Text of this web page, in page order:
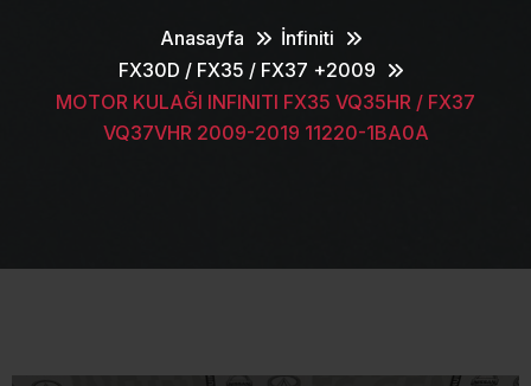
Anasayfa
İnfiniti
FX30D / FX35 / FX37 +2009
MOTOR KULAĞI INFINITI FX35 VQ35HR / FX37
VQ37VHR 2009-2019 11220-1BA0A